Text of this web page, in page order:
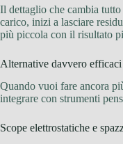
Il dettaglio che cambia
carico, inizi a lasciare
più piccola con il risultato
Alternative davvero efficaci
Quando vuoi fare ancora
integrare con strumenti
Scope elettrostatiche e